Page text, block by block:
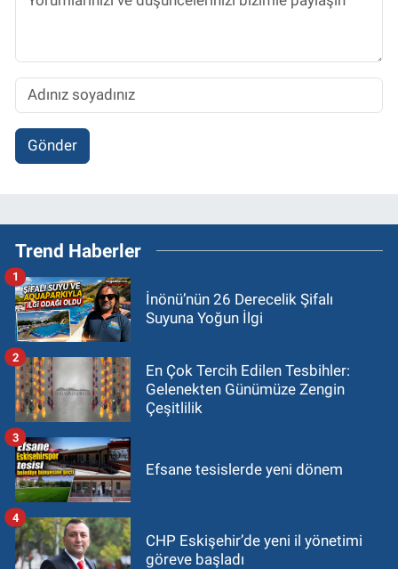
Gönder
Trend Haberler
İnönü’nün 26 Derecelik Şifalı
Suyuna Yoğun İlgi
1
En Çok Tercih Edilen Tesbihler:
Gelenekten Günümüze Zengin
Çeşitlilik
2
Efsane tesislerde yeni dönem
3
CHP Eskişehir’de yeni il yönetimi
göreve başladı
4